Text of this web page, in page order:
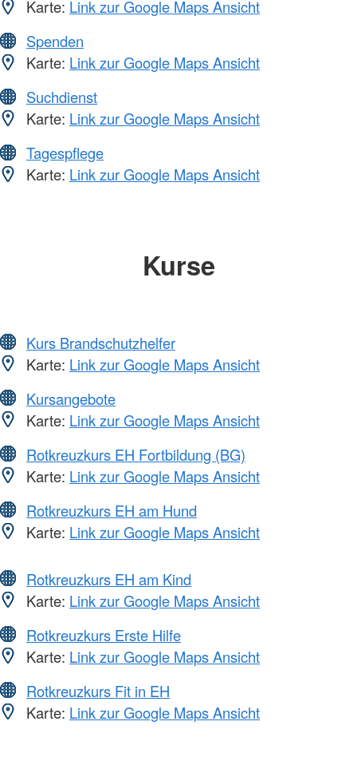
Karte: Link zur Google Maps Ansicht
Spenden
Karte: Link zur Google Maps Ansicht
Suchdienst
Karte: Link zur Google Maps Ansicht
Tagespflege
Karte: Link zur Google Maps Ansicht
Kurse
Kurs Brandschutzhelfer
Karte: Link zur Google Maps Ansicht
Kursangebote
Karte: Link zur Google Maps Ansicht
Rotkreuzkurs EH Fortbildung (BG)
Karte: Link zur Google Maps Ansicht
Rotkreuzkurs EH am Hund
Karte: Link zur Google Maps Ansicht
Rotkreuzkurs EH am Kind
Karte: Link zur Google Maps Ansicht
Rotkreuzkurs Erste Hilfe
Karte: Link zur Google Maps Ansicht
Rotkreuzkurs Fit in EH
Karte: Link zur Google Maps Ansicht